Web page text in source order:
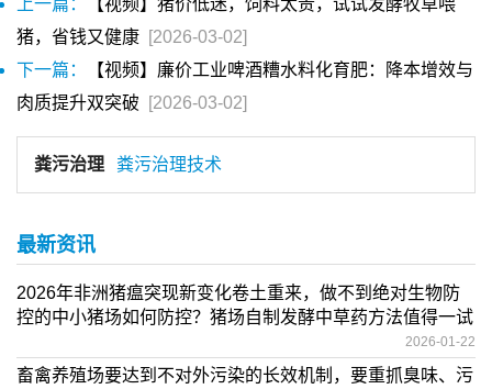
上一篇：
【视频】猪价低迷，饲料太贵，试试发酵牧草喂
猪，省钱又健康 [2026-03-02]
下一篇：
【视频】廉价工业啤酒糟水料化育肥：降本增效与
肉质提升双突破
[2026-03-02]
粪污治理 粪污治理技术
最新资讯
2026年非洲猪瘟突现新变化卷土重来，做不到绝对生物防
控的中小猪场如何防控？猪场自制发酵中草药方法值得一试
2026-01-22
畜禽养殖场要达到不对外污染的长效机制，要重抓臭味、污